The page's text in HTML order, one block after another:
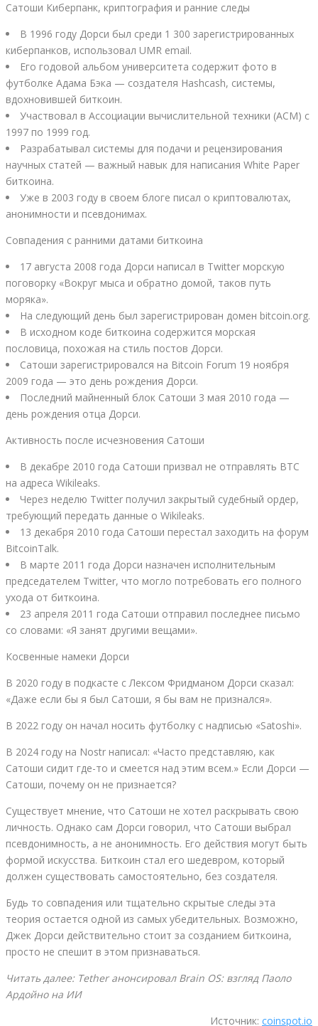
Сатоши Киберпанк, криптография и ранние следы
В 1996 году Дорси был среди 1 300 зарегистрированных
киберпанков, использовал UMR email.
Его годовой альбом университета содержит фото в
футболке Адама Бэка — создателя Hashcash, системы,
вдохновившей биткоин.
Участвовал в Ассоциации вычислительной техники (ACM) с
1997 по 1999 год.
Разрабатывал системы для подачи и рецензирования
научных статей — важный навык для написания White Paper
биткоина.
Уже в 2003 году в своем блоге писал о криптовалютах,
анонимности и псевдонимах.
Совпадения с ранними датами биткоина
17 августа 2008 года Дорси написал в Twitter морскую
поговорку «Вокруг мыса и обратно домой, таков путь
моряка».
На следующий день был зарегистрирован домен bitcoin.org.
В исходном коде биткоина содержится морская
пословица, похожая на стиль постов Дорси.
Сатоши зарегистрировался на Bitcoin Forum 19 ноября
2009 года — это день рождения Дорси.
Последний майненный блок Сатоши 3 мая 2010 года —
день рождения отца Дорси.
Активность после исчезновения Сатоши
В декабре 2010 года Сатоши призвал не отправлять BTC
на адреса Wikileaks.
Через неделю Twitter получил закрытый судебный ордер,
требующий передать данные о Wikileaks.
13 декабря 2010 года Сатоши перестал заходить на форум
BitcoinTalk.
В мартe 2011 года Дорси назначен исполнительным
председателем Twitter, что могло потребовать его полного
ухода от биткоина.
23 апреля 2011 года Сатоши отправил последнее письмо
со словами: «Я занят другими вещами».
Косвенные намеки Дорси
В 2020 году в подкасте с Лексом Фридманом Дорси сказал:
«Даже если бы я был Сатоши, я бы вам не признался».
В 2022 году он начал носить футболку с надписью «Satoshi».
В 2024 году на Nostr написал: «Часто представляю, как
Сатоши сидит где-то и смеется над этим всем.» Если Дорси —
Сатоши, почему он не признается?
Существует мнение, что Сатоши не хотел раскрывать свою
личность. Однако сам Дорси говорил, что Сатоши выбрал
псевдонимность, а не анонимность. Его действия могут быть
формой искусства. Биткоин стал его шедевром, который
должен существовать самостоятельно, без создателя.
Будь то совпадения или тщательно скрытые следы эта
теория остается одной из самых убедительных. Возможно,
Джек Дорси действительно стоит за созданием биткоина,
просто не спешит в этом признаваться.
Читать далее: Tether анонсировал Brain OS: взгляд Паоло
Ардойно на ИИ
Источник: coinspot.io